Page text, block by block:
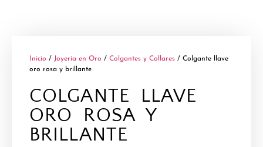
Inicio / Joyería en Oro / Colgantes y Collares / Colgante llave
oro rosa y brillante
COLGANTE LLAVE
ORO ROSA Y
BRILLANTE